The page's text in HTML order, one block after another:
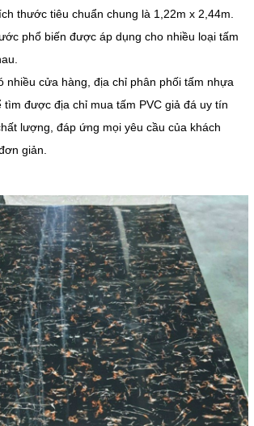
thước tiêu chuẩn chung là 1,22m x 2,44m.
phổ biến được áp dụng cho nhiều loại tấm
nhiều cửa hàng, địa chỉ phân phối tấm nhựa
tìm được địa chỉ mua tấm PVC giả đá uy tín
lượng, đáp ứng mọi yêu cầu của khách
giản.